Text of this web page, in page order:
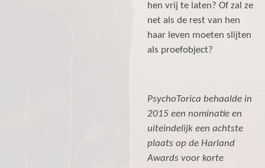
hen vrij te laten? Of zal ze
net als de rest van hen
haar leven moeten slijten
als proefobject?
PsychoTorica behaalde in
2015 een nominatie en
uiteindelijk een achtste
plaats op de Harland
Awards voor korte